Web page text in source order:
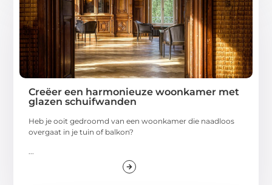
Creëer een harmonieuze woonkamer met
glazen schuifwanden
Heb je ooit gedroomd van een woonkamer die naadloos
overgaat in je tuin of balkon?
...